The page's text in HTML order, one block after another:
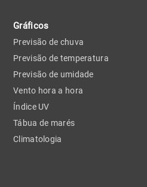
Gráficos
Previsão de chuva
Previsão de temperatura
Previsão de umidade
Vento hora a hora
Índice UV
Tábua de marés
Climatologia